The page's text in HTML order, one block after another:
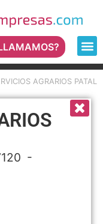
AGRARIOS PATAL
-